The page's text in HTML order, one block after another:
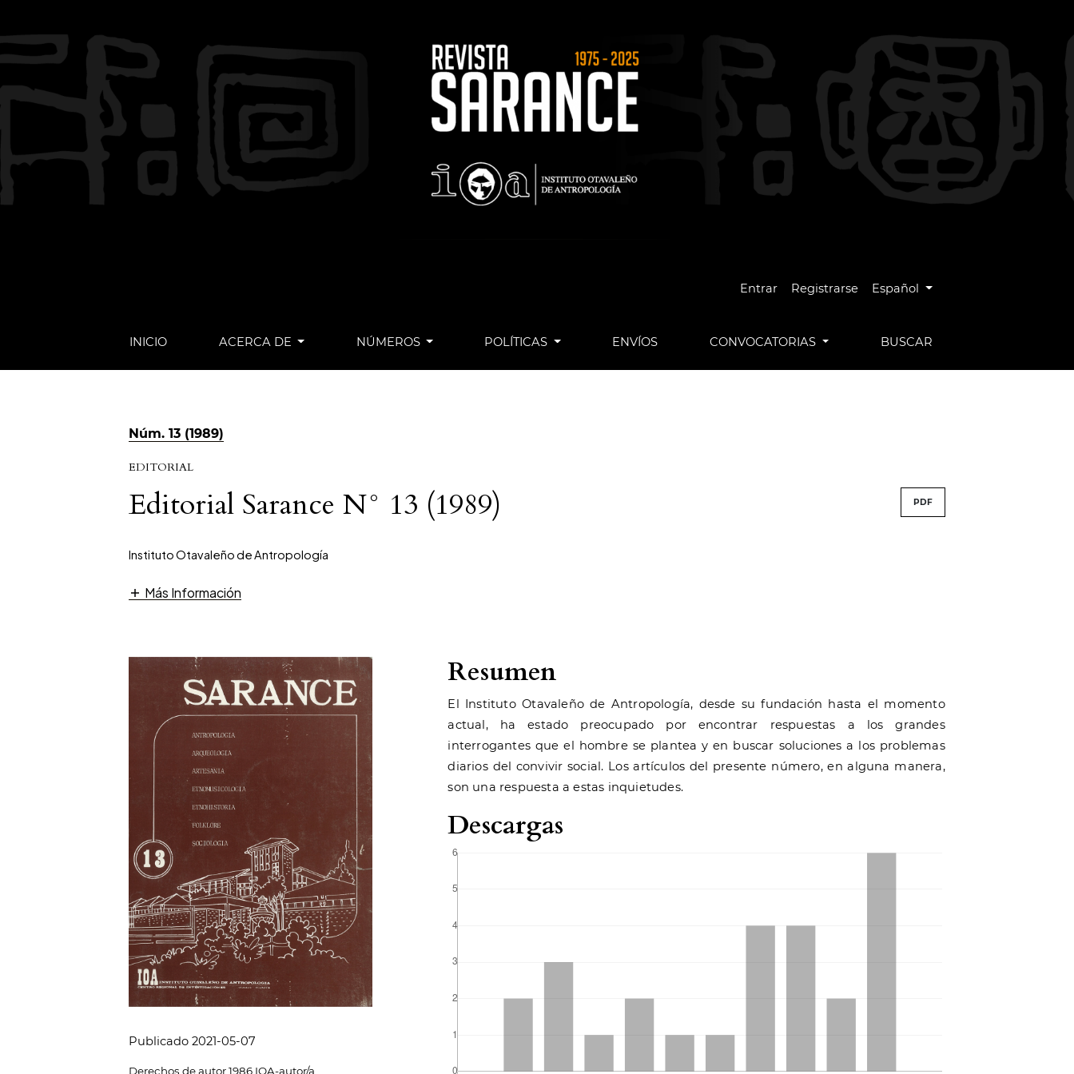
Entrar Registrarse Cambiar el idioma. El idioma actual
Español
INICIO ACERCA DE NÚMEROS POLÍTICAS ENVÍOS CONVOCATORIAS BUSCAR
Núm. 13 (1989)
EDITORIAL
Editorial Sarance N° 13 (1989) PDF
Instituto Otavaleño de Antropología
Más Información
Publicado 2021-05-07
Derechos de autor 1986 IOA-autor/a
Resumen
El Instituto Otavaleño de Antropología, desde su fundación hasta el momento
actual, ha estado preocupado por encontrar respuestas a los grandes
interrogantes que el hombre se plantea y en buscar soluciones a los problemas
diarios del convivir social. Los artículos del presente número, en alguna manera,
son una respuesta a estas inquietudes.
Descargas